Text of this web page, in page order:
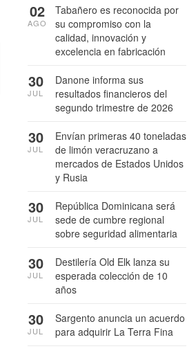
Tabañero es reconocida por
su compromiso con la
calidad, innovación y
excelencia en fabricación
02
AGO
Danone informa sus
resultados financieros del
segundo trimestre de 2026
30
JUL
Envían primeras 40 toneladas
de limón veracruzano a
mercados de Estados Unidos
y Rusia
30
JUL
República Dominicana será
sede de cumbre regional
sobre seguridad alimentaria
30
JUL
Destilería Old Elk lanza su
esperada colección de 10
años
30
JUL
Sargento anuncia un acuerdo
para adquirir La Terra Fina
30
JUL